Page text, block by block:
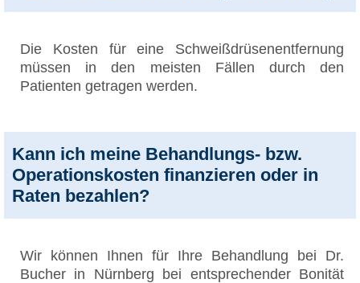
Die Kosten für eine Schweißdrüsenentfernung
müssen in den meisten Fällen durch den
Patienten getragen werden.
Kann ich meine Behandlungs- bzw.
Operationskosten finanzieren oder in
Raten bezahlen?
Wir können Ihnen für Ihre Behandlung bei Dr.
Bucher in Nürnberg bei entsprechender Bonität